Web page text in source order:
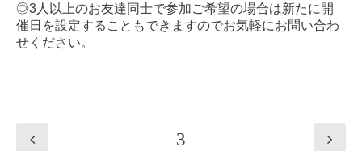
◎3人以上のお友達同士で参加ご希望の場合は新たに開
催日を設定することもできますのでお気軽にお問い合わ
せください。
3